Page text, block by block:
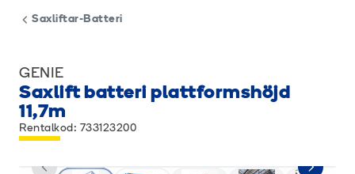
Saxliftar-Batteri
GENIE
Saxlift batteri plattformshöjd
11,7m
Rentalkod: 733123200